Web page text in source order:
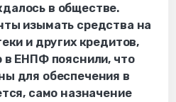
в обществе.
изымать средства на
и других кредитов,
в ЕНПФ пояснили, что
для обеспечения в
само назначение